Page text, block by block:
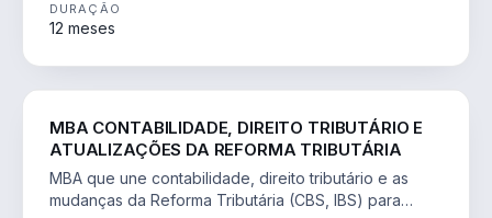
DURAÇÃO
12 meses
MBA CONTABILIDADE, DIREITO TRIBUTÁRIO E
ATUALIZAÇÕES DA REFORMA TRIBUTÁRIA
MBA que une contabilidade, direito tributário e as
mudanças da Reforma Tributária (CBS, IBS) para